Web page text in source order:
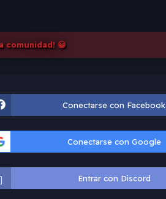
comunidad! 😀
Conectarse con Facebook
Conectarse con Google
Entrar con Discord